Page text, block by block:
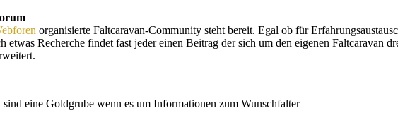
organisierte Faltcaravan-Community steht bereit. Egal ob für
etwas Recherche findet fast jeder einen Beitrag der sich um den eigenen Faltcaravan
eine Goldgrube wenn es um Informationen zum Wunschfalter